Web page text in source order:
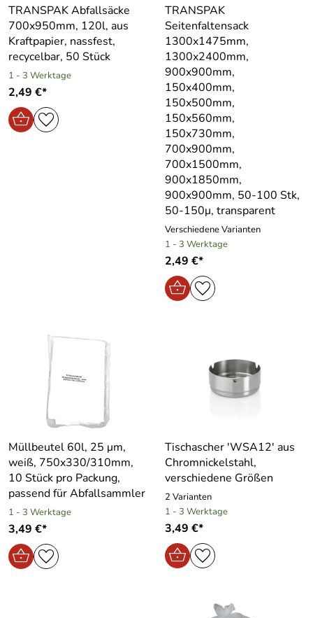
TRANSPAK Abfallsäcke
700x950mm, 120l, aus
Kraftpapier, nassfest,
recycelbar, 50 Stück
1 - 3 Werktage
2,49 €*
TRANSPAK
Seitenfaltensack
1300x1475mm,
1300x2400mm,
900x900mm,
150x400mm,
150x500mm,
150x560mm,
150x730mm,
700x900mm,
700x1500mm,
900x1850mm,
900x900mm, 50-100 Stk,
50-150μ, transparent
Verschiedene Varianten
1 - 3 Werktage
2,49 €*
Müllbeutel 60l, 25 μm,
weiß, 750x330/310mm,
10 Stück pro Packung,
passend für Abfallsammler
1 - 3 Werktage
3,49 €*
Tischascher ′WSA12′ aus
Chromnickelstahl,
verschiedene Größen
2 Varianten
1 - 3 Werktage
3,49 €*